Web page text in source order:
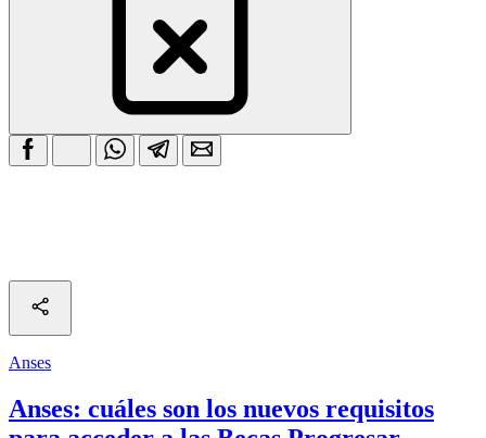
Anses
Anses: cuáles son los nuevos requisitos